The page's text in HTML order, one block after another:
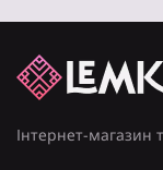
Довжина
Країна
Словенія
Інтернет-магазин